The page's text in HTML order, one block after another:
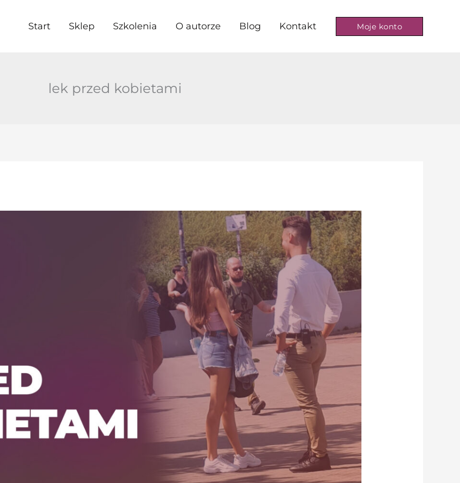
Start Sklep Szkolenia O autorze Blog Kontakt Moje konto
lek przed kobietami